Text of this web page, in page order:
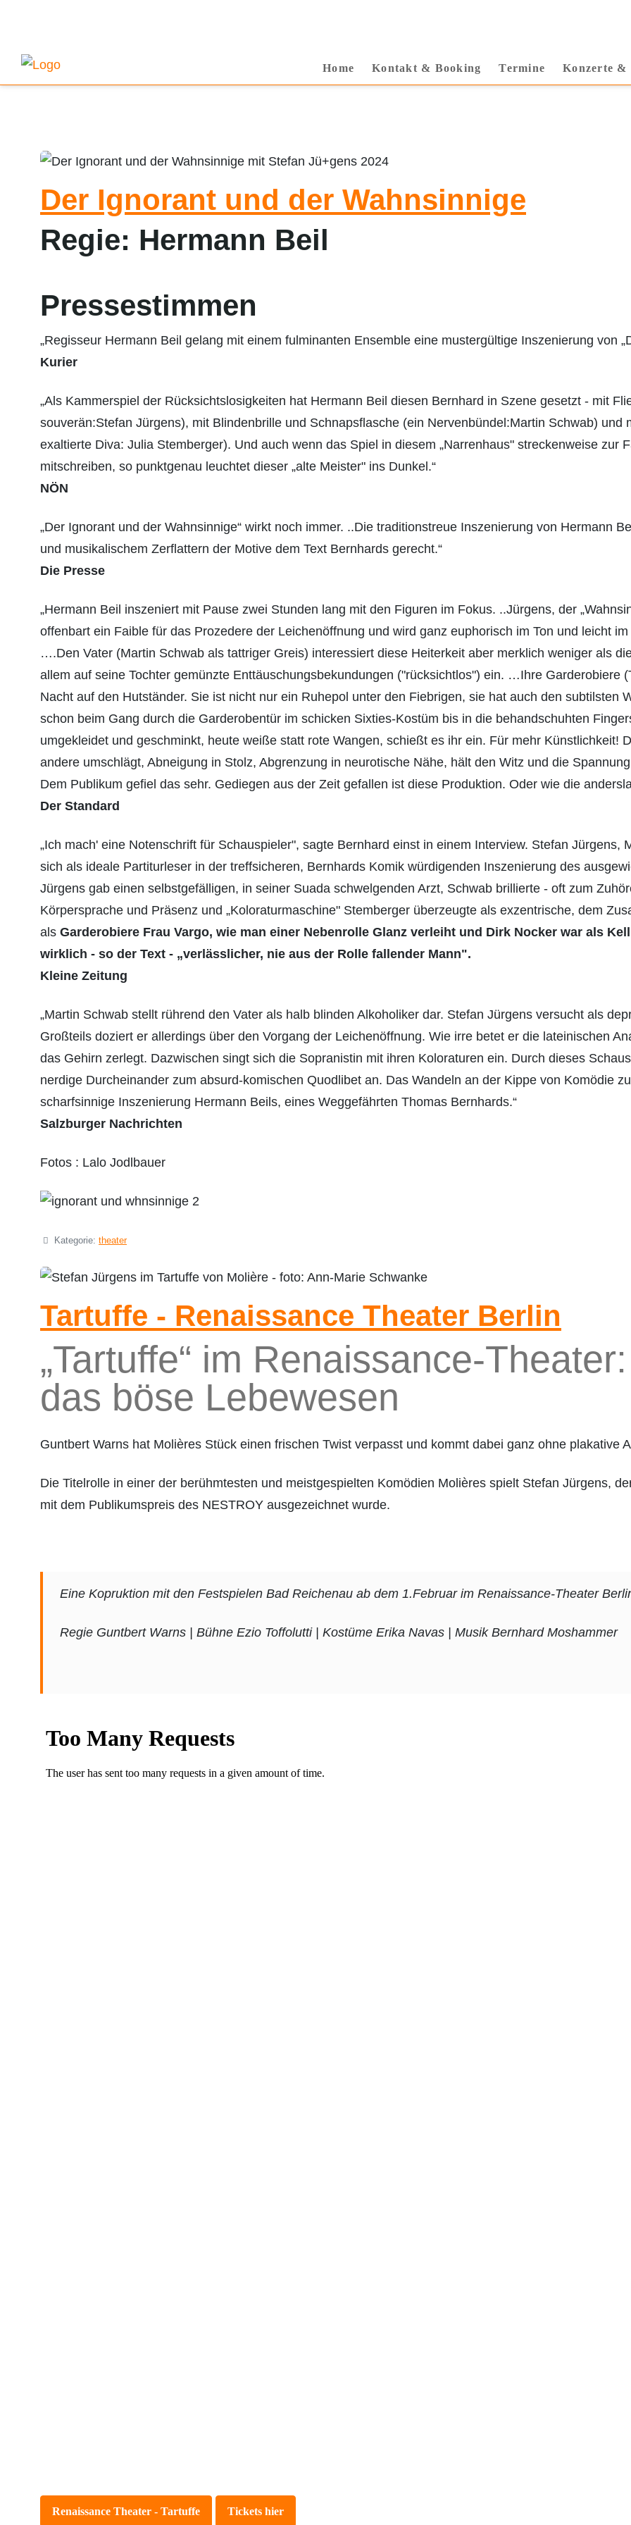
Home Kontakt & Booking Termine Konzerte &
Der Ignorant und der Wahnsinnige
Regie: Hermann Beil
Pressestimmen
„Regisseur Hermann Beil gelang mit einem fulminanten Ensemble eine mustergültige Inszenierung von
Kurier
„Als Kammerspiel der Rücksichtslosigkeiten hat Hermann Beil diesen Bernhard in Szene gesetzt - mit
souverän:Stefan Jürgens), mit Blindenbrille und Schnapsflasche (ein Nervenbündel:Martin Schwab) und
exaltierte Diva: Julia Stemberger). Und auch wenn das Spiel in diesem „Narrenhaus" streckenweise zur
mitschreiben, so punktgenau leuchtet dieser „alte Meister" ins Dunkel.“
NÖN
„Der Ignorant und der Wahnsinnige“ wirkt noch immer. ..Die traditionstreue Inszenierung von Hermann
und musikalischem Zerflattern der Motive dem Text Bernhards gerecht.“
Die Presse
„Hermann Beil inszeniert mit Pause zwei Stunden lang mit den Figuren im Fokus. ..Jürgens, der
offenbart ein Faible für das Prozedere der Leichenöffnung und wird ganz euphorisch im Ton und leicht
….Den Vater (Martin Schwab als tattriger Greis) interessiert diese Heiterkeit aber merklich weniger als
allem auf seine Tochter gemünzte Enttäuschungsbekundungen ("rücksichtlos") ein. …Ihre Garderobiere
Nacht auf den Hutständer. Sie ist nicht nur ein Ruhepol unter den Fiebrigen, sie hat auch den subtilsten
schon beim Gang durch die Garderobentür im schicken Sixties-Kostüm bis in die behandschuhten
umgekleidet und geschminkt, heute weiße statt rote Wangen, schießt es ihr ein. Für mehr Künstlichkeit!
andere umschlägt, Abneigung in Stolz, Abgrenzung in neurotische Nähe, hält den Witz und die
Dem Publikum gefiel das sehr. Gediegen aus der Zeit gefallen ist diese Produktion. Oder wie die
Der Standard
„Ich mach' eine Notenschrift für Schauspieler", sagte Bernhard einst in einem Interview. Stefan Jürgens,
sich als ideale Partiturleser in der treffsicheren, Bernhards Komik würdigenden Inszenierung des
Jürgens gab einen selbstgefälligen, in seiner Suada schwelgenden Arzt, Schwab brillierte - oft zum
Körpersprache und Präsenz und „Koloraturmaschine" Stemberger überzeugte als exzentrische, dem
als Garderobiere Frau Vargo, wie man einer Nebenrolle Glanz verleiht und Dirk Nocker war als
wirklich - so der Text - „verlässlicher, nie aus der Rolle fallender Mann".
Kleine Zeitung
„Martin Schwab stellt rührend den Vater als halb blinden Alkoholiker dar. Stefan Jürgens versucht als
Großteils doziert er allerdings über den Vorgang der Leichenöffnung. Wie irre betet er die lateinischen
das Gehirn zerlegt. Dazwischen singt sich die Sopranistin mit ihren Koloraturen ein. Durch dieses
nerdige Durcheinander zum absurd-komischen Quodlibet an. Das Wandeln an der Kippe von Komödie
scharfsinnige Inszenierung Hermann Beils, eines Weggefährten Thomas Bernhards.“
Salzburger Nachrichten
Fotos : Lalo Jodlbauer
DetailsKategorie: theater
Tartuffe - Renaissance Theater Berlin
„Tartuffe“ im Renaissance-
das böse Lebewesen
Guntbert Warns hat Molières Stück einen frischen Twist verpasst und kommt dabei ganz ohne plakative
Die Titelrolle in einer der berühmtesten und meistgespielten Komödien Molières spielt Stefan Jürgens,
mit dem Publikumspreis des NESTROY ausgezeichnet wurde.
Eine Kopruktion mit den Festspielen Bad Reichenau ab dem 1.Februar im Renaissance-Theater
Regie Guntbert Warns | Bühne Ezio Toffolutti | Kostüme Erika Navas | Musik Bernhard Moshammer
Renaissance Theater - Tartuffe Tickets hier